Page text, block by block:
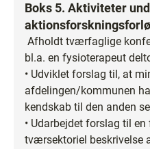
Boks 5. Aktiviteter
Afholdt tværfaglige
bl.a. en fysioterapeut
• Udviklet forslag til, at
afdelingen/kommunen
kendskab til den anden
• Udarbejdet forslag til
tværsektoriel beskrivelse